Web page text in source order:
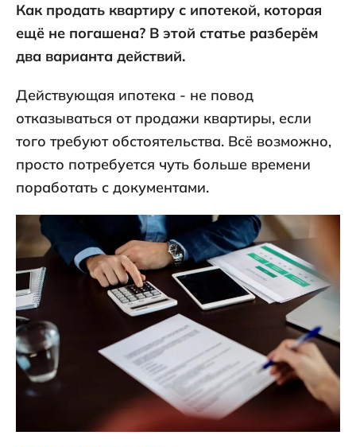
Как продать квартиру с ипотекой, которая
ещё не погашена? В этой статье разберём
два варианта действий.
Действующая ипотека - не повод
отказываться от продажи квартиры, если
того требуют обстоятельства. Всё возможно,
просто потребуется чуть больше времени
поработать с документами.